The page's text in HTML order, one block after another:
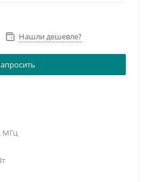
Нашли дешевле?
МГц